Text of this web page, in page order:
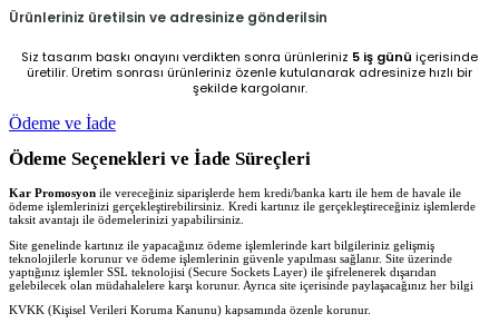
Ürünleriniz üretilsin ve adresinize gönderilsin
Siz tasarım baskı onayını verdikten sonra ürünleriniz 5 iş günü içerisinde
üretilir. Üretim sonrası ürünleriniz özenle kutulanarak adresinize hızlı bir
şekilde kargolanır.
Ödeme ve İade
Ödeme Seçenekleri ve İade Süreçleri
Kar Promosyon ile vereceğiniz siparişlerde hem kredi/banka kartı ile hem de havale ile
ödeme işlemlerinizi gerçekleştirebilirsiniz. Kredi kartınız ile gerçekleştireceğiniz işlemlerde
taksit avantajı ile ödemelerinizi yapabilirsiniz.
Site genelinde kartınız ile yapacağınız ödeme işlemlerinde kart bilgileriniz gelişmiş
teknolojilerle korunur ve ödeme işlemlerinin güvenle yapılması sağlanır. Site üzerinde
yaptığınız işlemler SSL teknolojisi (Secure Sockets Layer) ile şifrelenerek dışarıdan
gelebilecek olan müdahalelere karşı korunur. Ayrıca site içerisinde paylaşacağınız her bilgi
KVKK (Kişisel Verileri Koruma Kanunu) kapsamında özenle korunur.